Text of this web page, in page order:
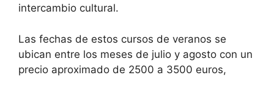
intercambio cultural.
Las fechas de estos cursos de veranos se
ubican entre los meses de julio y agosto con un
precio aproximado de 2500 a 3500 euros,